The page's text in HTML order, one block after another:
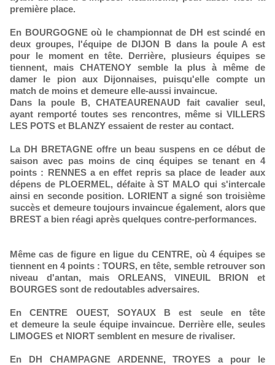
première place.
En BOURGOGNE où le championnat de DH est scindé en
deux groupes, l'équipe de DIJON B dans la poule A est
pour le moment en tête. Derrière, plusieurs équipes se
tiennent, mais CHATENOY semble la plus à même de
damer le pion aux Dijonnaises, puisqu'elle compte un
match de moins et demeure elle-aussi invaincue.
Dans la poule B, CHATEAURENAUD fait cavalier seul,
ayant remporté toutes ses rencontres, même si VILLERS
LES POTS et BLANZY essaient de rester au contact.
La DH BRETAGNE offre un beau suspens en ce début de
saison avec pas moins de cinq équipes se tenant en 4
points : RENNES a en effet repris sa place de leader aux
dépens de PLOERMEL, défaite à ST MALO qui s'intercale
ainsi en seconde position. LORIENT a signé son troisième
succès et demeure toujours invaincue également, alors que
BREST a bien réagi après quelques contre-performances.
Même cas de figure en ligue du CENTRE, où 4 équipes se
tiennent en 4 points : TOURS, en tête, semble retrouver son
niveau d'antan, mais ORLEANS, VINEUIL BRION et
BOURGES sont de redoutables adversaires.
En CENTRE OUEST, SOYAUX B est seule en tête
et demeure la seule équipe invaincue. Derrière elle, seules
LIMOGES et NIORT semblent en mesure de rivaliser.
En DH CHAMPAGNE ARDENNE, TROYES a pour le